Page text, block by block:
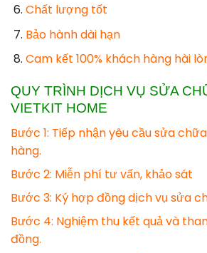
Chất lượng tốt
Bảo hành dài hạn
Cam kết 100% khách hàng hài
QUY TRÌNH DỊCH VỤ SỬA
VIETKIT HOME
Bước 1: Tiếp nhận yêu cầu sửa
hàng.
Bước 2: Miễn phí tư vấn, khảo sát
Bước 3: Ký hợp đồng dịch vụ sửa
Bước 4: Nghiệm thu kết quả và
đồng.